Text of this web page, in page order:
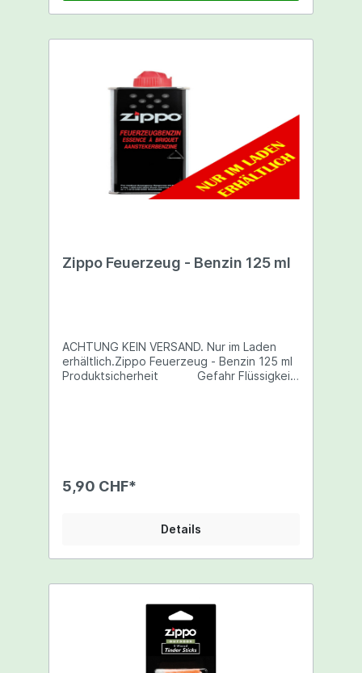
Zippo Feuerzeug - Benzin 125 ml
ACHTUNG KEIN VERSAND. Nur im Laden
erhältlich.Zippo Feuerzeug - Benzin 125 ml
Produktsicherheit Gefahr Flüssigkeit
Sicherheitsdatenblatt 91/155/EWG ( de )
5,90 CHF*
Details